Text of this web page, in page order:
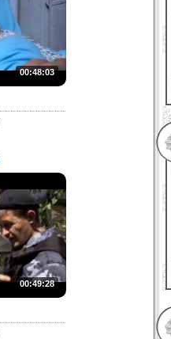
00:48:03
00:49:28